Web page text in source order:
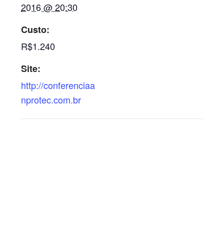
2016 @ 20:30
Custo:
R$1.240
Site:
http://conferenciaa
nprotec.com.br